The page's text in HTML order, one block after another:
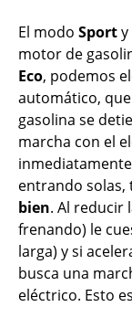
El modo Sport
motor de
Eco, podemos
automático,
gasolina se
marcha con el
entrando solas,
bien. Al reducir
frenando) le
larga) y si
busca una
eléctrico. Esto es